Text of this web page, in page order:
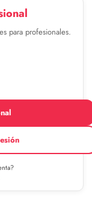
para profesionales.